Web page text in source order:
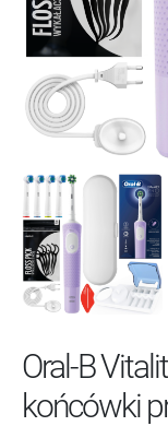
Oral-B
końcówki